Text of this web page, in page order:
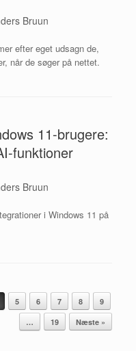
Bruun
efter eget udsagn de,
når de søger på nettet.
11-brugere:
funktioner
Bruun
i Windows 11 på
5 6 7 8
9
…
19 Næste »